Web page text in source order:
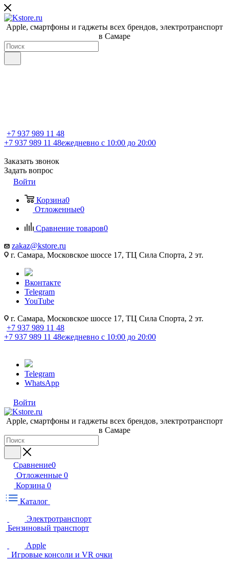
Apple, cмартфоны и гаджеты всех брендов, электротранспорт
в Самаре
+7 937 989 11 48
+7 937 989 11 48ежедневно с 10:00 до 20:00
Заказать звонок
Задать вопрос
Войти
Корзина0
Отложенные0
Сравнение товаров0
zakaz@kstore.ru
г. Самара, Московское шоссе 17, ТЦ Сила Спорта, 2 эт.
Вконтакте
Telegram
YouTube
г. Самара, Московское шоссе 17, ТЦ Сила Спорта, 2 эт.
+7 937 989 11 48
+7 937 989 11 48ежедневно с 10:00 до 20:00
Telegram
WhatsApp
Войти
Apple, cмартфоны и гаджеты всех брендов, электротранспорт
в Самаре
Сравнение0
Отложенные 0
Корзина 0
Каталог
Электротранспорт
Бензиновый транспорт
Apple
Игровые консоли и VR очки